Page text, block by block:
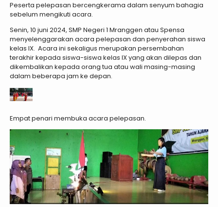
Peserta pelepasan bercengkerama dalam senyum bahagia
sebelum mengikuti acara.
Senin, 10 juni 2024, SMP Negeri 1 Mranggen atau Spensa
menyelenggarakan acara pelepasan dan penyerahan siswa
kelas IX. Acara ini sekaligus merupakan persembahan
terakhir kepada siswa-siswa kelas IX yang akan dilepas dan
dikembalikan kepada orang tua atau wali masing-masing
dalam beberapa jam ke depan.
Empat penari membuka acara pelepasan.